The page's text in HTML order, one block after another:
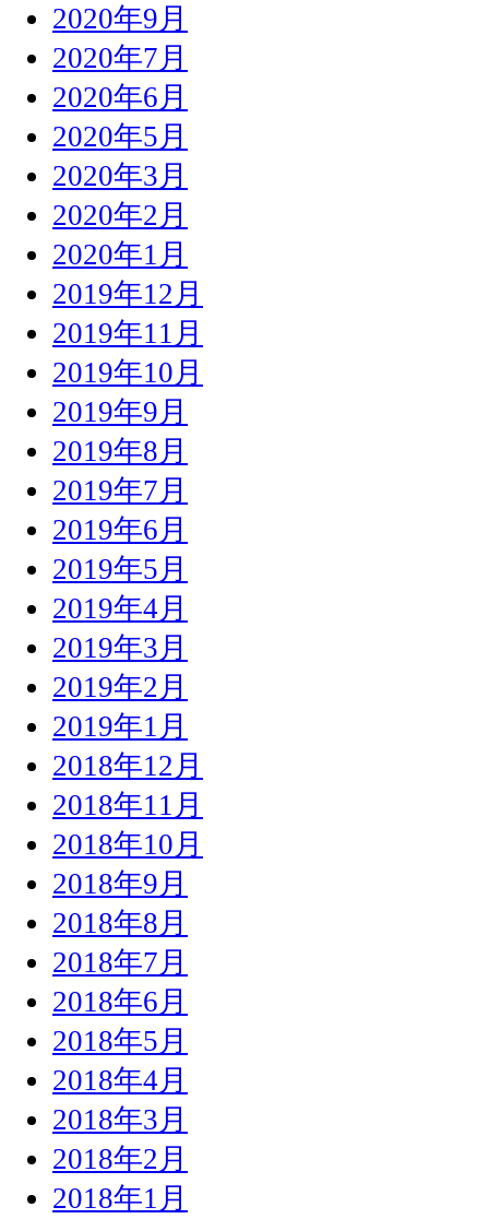
2020年9月
2020年7月
2020年6月
2020年5月
2020年3月
2020年2月
2020年1月
2019年12月
2019年11月
2019年10月
2019年9月
2019年8月
2019年7月
2019年6月
2019年5月
2019年4月
2019年3月
2019年2月
2019年1月
2018年12月
2018年11月
2018年10月
2018年9月
2018年8月
2018年7月
2018年6月
2018年5月
2018年4月
2018年3月
2018年2月
2018年1月